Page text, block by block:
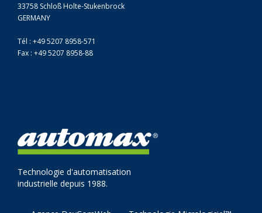
33758 Schloß Holte-Stukenbrock
GERMANY
Tél : +49 5207 8958-571
Fax : +49 5207 8958-88
Technologie d'automatisation
industrielle depuis 1988.